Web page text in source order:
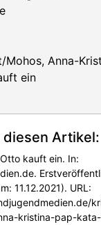
diesen Artikel:
kauft ein. In:
11.12.2021). URL:
kristina-pap-